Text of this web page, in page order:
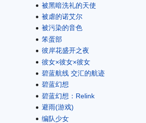
被黑暗洗礼的天使
被虐的诺艾尔
被污染的音色
笨蛋部
彼岸花盛开之夜
彼女×彼女×彼女
碧蓝航线 交汇的航迹
碧蓝幻想
碧蓝幻想：Relink
避雨(游戏)
编队少女